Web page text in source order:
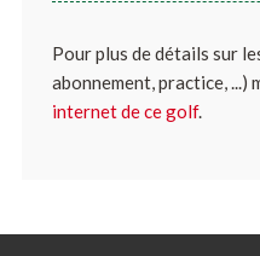
Pour plus de détails sur
abonnement, practice, ...)
internet de ce golf.